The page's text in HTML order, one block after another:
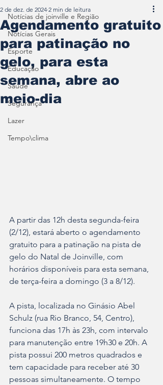
Notícias de joinville e Região
Notícias Gerais
Esporte
Educação
Saúde
Segurança
Lazer
Tempo\clima
Agendamento gratuito
para patinação no
gelo, para esta
semana, abre ao
meio-dia
2 de dez. de 2024 2 min de leitura
A partir das 12h desta segunda-feira
(2/12), estará aberto o agendamento
gratuito para a patinação na pista de
gelo do Natal de Joinville, com
horários disponíveis para esta semana,
de terça-feira a domingo (3 a 8/12).
A pista, localizada no Ginásio Abel
Schulz (rua Rio Branco, 54, Centro),
funciona das 17h às 23h, com intervalo
para manutenção entre 19h30 e 20h. A
pista possui 200 metros quadrados e
tem capacidade para receber até 30
pessoas simultaneamente. O tempo